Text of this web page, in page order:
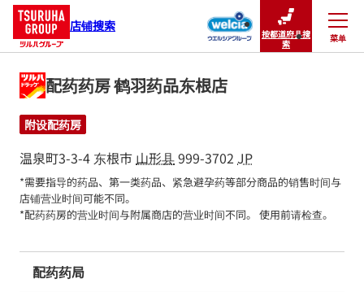
店铺搜索
按都道府县搜
索
菜单
关闭
配药药房 鹤羽药品东根店
附设配药房
温泉町3-3-4 东根市 山形县999-3702 JP
*需要指导的药品、第一类药品、紧急避孕药等部分商品的销售时间与
店铺营业时间可能不同。
*配药药房的营业时间与附属商店的营业时间不同。 使用前请检查。
配药药局